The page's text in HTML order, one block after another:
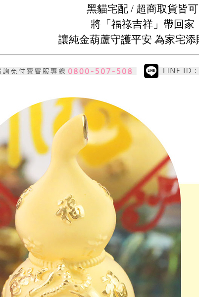
黑貓宅配 / 超商取貨皆可
將「福祿吉祥」帶回家
讓純金葫蘆守護平安 為家宅添